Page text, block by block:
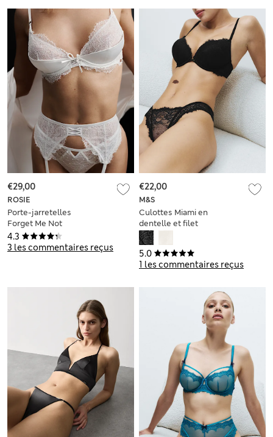
4.3
3 les commentaires reçus
ROSIE
Porte-jarretelles
Forget Me Not
€29,00
5.0
1 les commentaires reçus
M&S
Culottes Miami en
dentelle et filet
€22,00